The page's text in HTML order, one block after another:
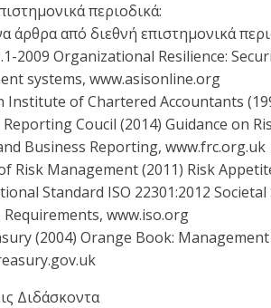
περιοδικά:
άρθρα από διεθνή επιστημονικά
2009 Organizational Resilience:
systems, www.asisonline.org
Institute of Chartered Accountants
Reporting Coucil (2014) Guidance on
Business Reporting, www.frc.org.uk
Risk Management (2011) Risk
Standard ISO 22301:2012
Requirements, www.iso.org
(2004) Orange Book:
Διδάσκοντα